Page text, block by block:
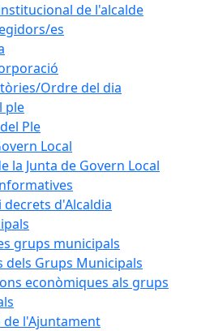
de l'alcalde
es
Ordre del dia
ple
Ple
Local
la Junta de Govern Local
decrets d'Alcaldia
grups municipals
dels Grups Municipals
econòmiques als grups
l'Ajuntament